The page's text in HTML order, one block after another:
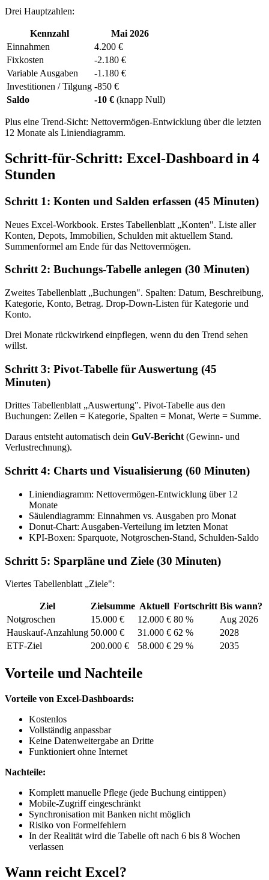
Drei Hauptzahlen:
Kennzahl
Mai 2026
Einnahmen
4.200 €
Fixkosten
-2.180 €
Variable Ausgaben
-1.180 €
Investitionen / Tilgung -850 €
Saldo
-10 € (knapp Null)
Plus eine Trend-Sicht: Nettovermögen-Entwicklung über die letzten
12 Monate als Liniendiagramm.
Schritt-für-Schritt: Excel-Dashboard in 4
Stunden
Schritt 1: Konten und Salden erfassen (45 Minuten)
Neues Excel-Workbook. Erstes Tabellenblatt „Konten". Liste aller
Konten, Depots, Immobilien, Schulden mit aktuellem Stand.
Summenformel am Ende für das Nettovermögen.
Schritt 2: Buchungs-Tabelle anlegen (30 Minuten)
Zweites Tabellenblatt „Buchungen". Spalten: Datum, Beschreibung,
Kategorie, Konto, Betrag. Drop-Down-Listen für Kategorie und
Konto.
Drei Monate rückwirkend einpflegen, wenn du den Trend sehen
willst.
Schritt 3: Pivot-Tabelle für Auswertung (45
Minuten)
Drittes Tabellenblatt „Auswertung". Pivot-Tabelle aus den
Buchungen: Zeilen = Kategorie, Spalten = Monat, Werte = Summe.
Daraus entsteht automatisch dein GuV-Bericht(Gewinn- und
Verlustrechnung).
Schritt 4: Charts und Visualisierung (60 Minuten)
Liniendiagramm: Nettovermögen-Entwicklung über 12
Monate
Säulendiagramm: Einnahmen vs. Ausgaben pro Monat
Donut-Chart: Ausgaben-Verteilung im letzten Monat
KPI-Boxen: Sparquote, Notgroschen-Stand, Schulden-Saldo
Schritt 5: Sparpläne und Ziele (30 Minuten)
Viertes Tabellenblatt „Ziele":
Ziel Zielsumme Aktuell Fortschritt Bis wann?
Notgroschen
15.000 € 12.000 € 80 %
Aug 2026
Hauskauf-Anzahlung 50.000 € 31.000 € 62 %
2028
ETF-Ziel
200.000 € 58.000 € 29 % 2035
Vorteile und Nachteile
Vorteile von Excel-Dashboards:
Kostenlos
Vollständig anpassbar
Keine Datenweitergabe an Dritte
Funktioniert ohne Internet
Nachteile:
Komplett manuelle Pflege (jede Buchung eintippen)
Mobile-Zugriff eingeschränkt
Synchronisation mit Banken nicht möglich
Risiko von Formelfehlern
In der Realität wird die Tabelle oft nach 6 bis 8 Wochen
verlassen
Wann reicht Excel?